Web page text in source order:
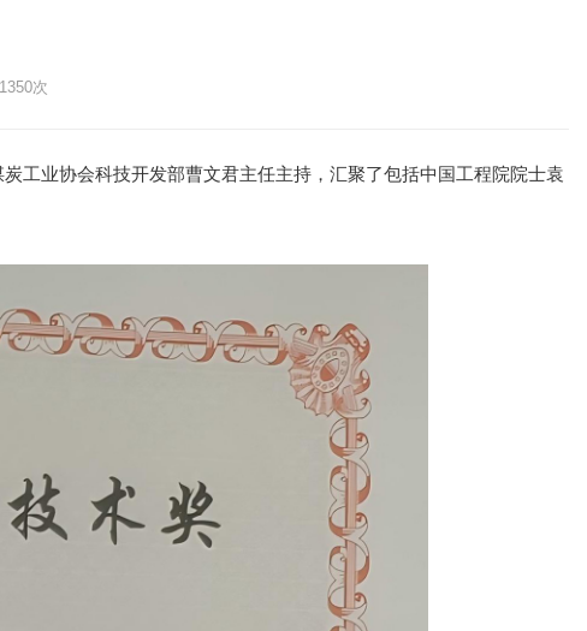
次
工业协会科技开发部曹文君主任主持，汇聚了包括中国工程院院士袁